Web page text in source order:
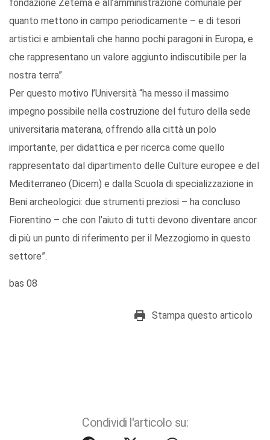
fondazione Zetema e all’amministrazione comunale per
quanto mettono in campo periodicamente – e di tesori
artistici e ambientali che hanno pochi paragoni in Europa, e
che rappresentano un valore aggiunto indiscutibile per la
nostra terra”.
Per questo motivo l’Università “ha messo il massimo
impegno possibile nella costruzione del futuro della sede
universitaria materana, offrendo alla città un polo
importante, per didattica e per ricerca come quello
rappresentato dal dipartimento delle Culture europee e del
Mediterraneo (Dicem) e dalla Scuola di specializzazione in
Beni archeologici: due strumenti preziosi – ha concluso
Fiorentino – che con l’aiuto di tutti devono diventare ancor
di più un punto di riferimento per il Mezzogiorno in questo
settore”.
bas 08
Stampa questo articolo
Condividi l'articolo su: